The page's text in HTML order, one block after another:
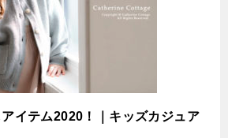
イテム2020！｜キッズカジュア